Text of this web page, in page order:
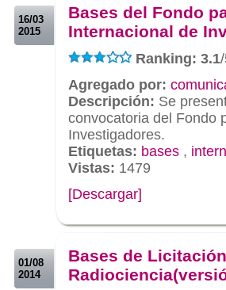
16/03
2015
Bases del Fondo
Internacional de
Ranking: 3.1
Agregado por:
Descripción: Se
convocatoria del Fondo
Investigadores.
Etiquetas: bases ,
Vistas: 1479
[Descargar]
01/08
2014
Bases de